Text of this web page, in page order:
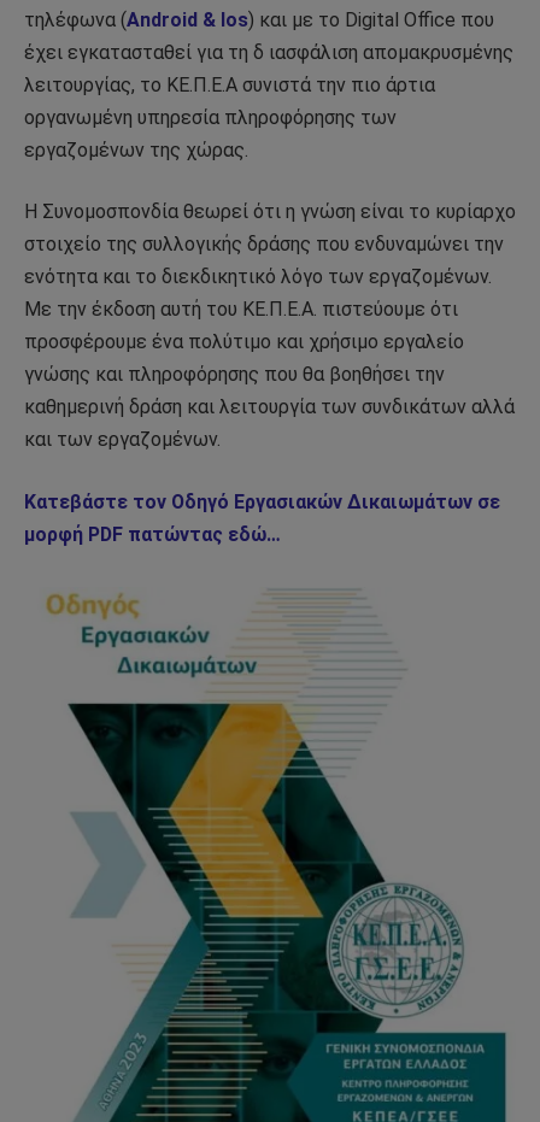
τηλέφωνα (Android & Ios) και με το Digital Office που
έχει εγκατασταθεί για τη δ ιασφάλιση απομακρυσμένης
λειτουργίας, το ΚΕ.Π.Ε.Α συνιστά την πιο άρτια
οργανωμένη υπηρεσία πληροφόρησης των
εργαζομένων της χώρας.
Η Συνομοσπονδία θεωρεί ότι η γνώση είναι το κυρίαρχο
στοιχείο της συλλογικής δράσης που ενδυναμώνει την
ενότητα και το διεκδικητικό λόγο των εργαζομένων.
Με την έκδοση αυτή του ΚΕ.Π.Ε.Α. πιστεύουμε ότι
προσφέρουμε ένα πολύτιμο και χρήσιμο εργαλείο
γνώσης και πληροφόρησης που θα βοηθήσει την
καθημερινή δράση και λειτουργία των συνδικάτων αλλά
και των εργαζομένων.
Κατεβάστε τον Οδηγό Εργασιακών Δικαιωμάτων σε
μορφή PDF πατώντας εδώ…